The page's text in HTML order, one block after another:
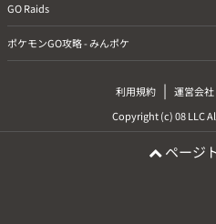
GO Raids
ポケモンGO攻略 - みんポケ
利用規約 | 運営会社
Copyright (c) 08 LLC
ページ